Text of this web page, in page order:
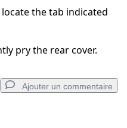
the tab indicated
pry the rear cover.
Ajouter un commentaire